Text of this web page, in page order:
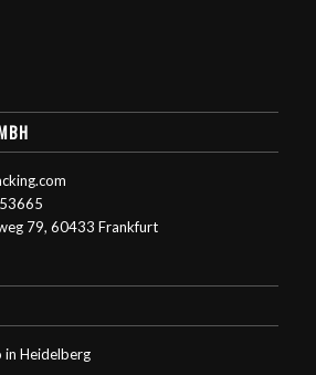
79, 60433 Frankfurt
in Heidelberg